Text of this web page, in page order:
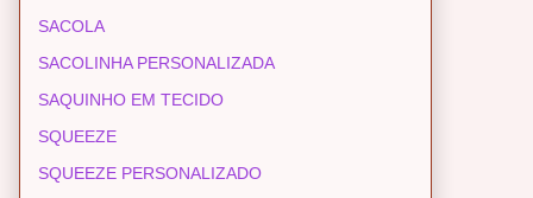
SACOLA
SACOLINHA PERSONALIZADA
SAQUINHO EM TECIDO
SQUEEZE
SQUEEZE PERSONALIZADO